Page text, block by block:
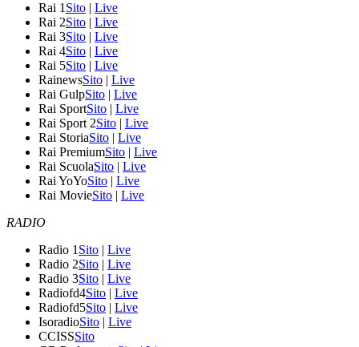
Rai 1 Sito | Live
Rai 2Sito | Live
Rai 3Sito | Live
Rai 4Sito | Live
Rai 5Sito | Live
RainewsSito | Live
Rai GulpSito | Live
Rai SportSito | Live
Rai Sport 2Sito | Live
Rai StoriaSito | Live
Rai PremiumSito | Live
Rai ScuolaSito | Live
Rai YoYoSito | Live
Rai MovieSito | Live
RADIO
Radio 1 Sito | Live
Radio 2Sito | Live
Radio 3Sito | Live
Radiofd4Sito | Live
Radiofd5Sito | Live
IsoradioSito | Live
CCISSSito